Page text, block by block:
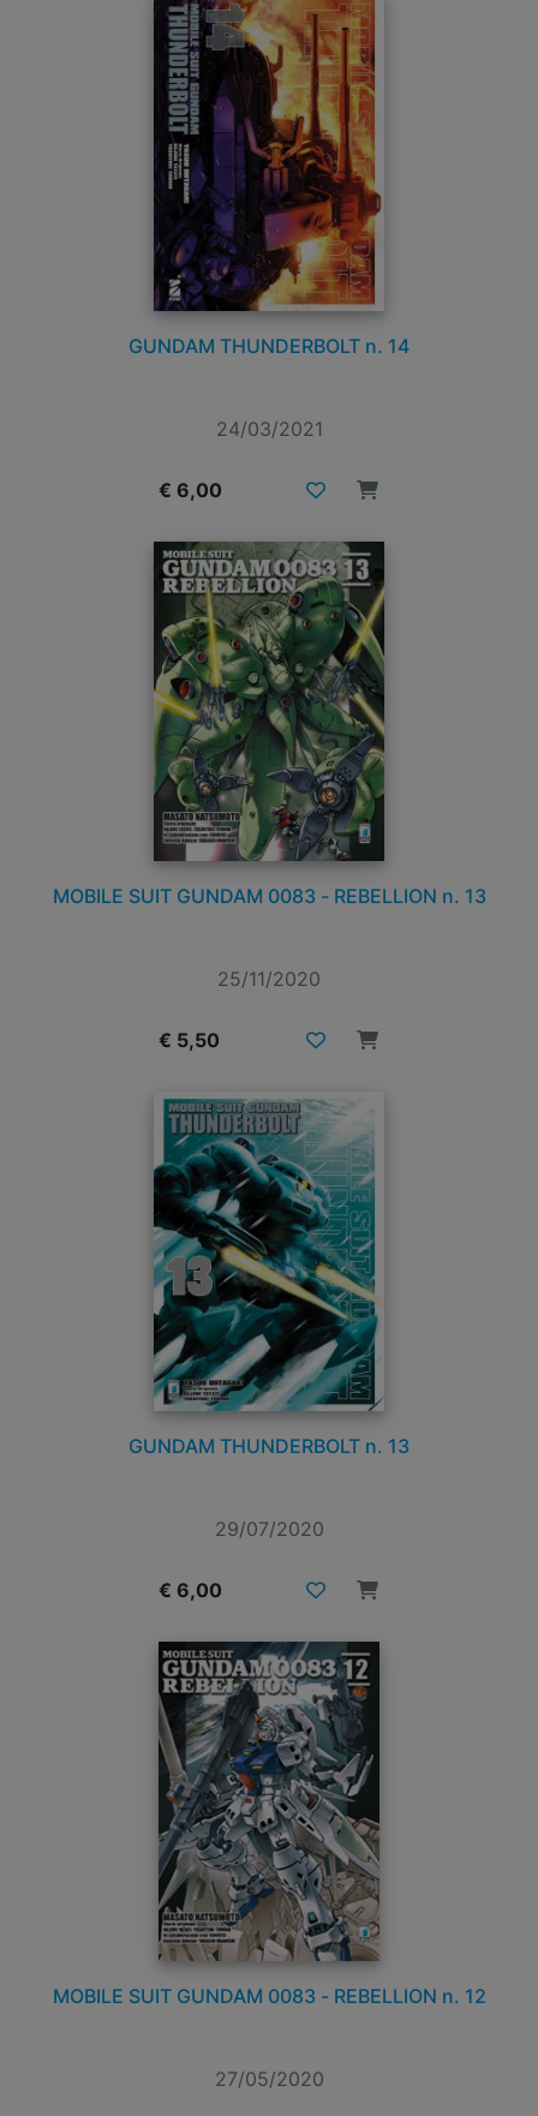
GUNDAM THUNDERBOLT n. 14
24/03/2021
€ 6,00
MOBILE SUIT GUNDAM 0083 - REBELLION n. 13
25/11/2020
€ 5,50
GUNDAM THUNDERBOLT n. 13
29/07/2020
€ 6,00
MOBILE SUIT GUNDAM 0083 - REBELLION n. 12
27/05/2020